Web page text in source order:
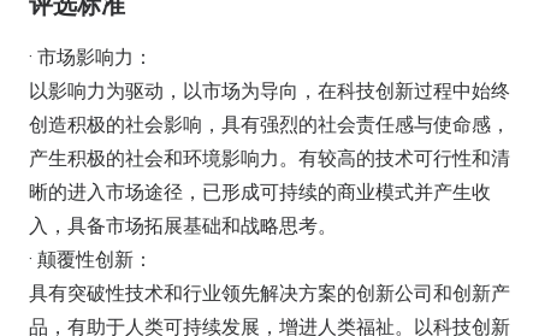
· 市场影响力：
以影响力为驱动，以市场为导向，在科技创新过程中始终
创造积极的社会影响，具有强烈的社会责任感与使命感，
产生积极的社会和环境影响力。有较高的技术可行性和清
晰的进入市场途径，已形成可持续的商业模式并产生收
入，具备市场拓展基础和战略思考。
· 颠覆性创新：
具有突破性技术和行业领先解决方案的创新公司和创新产
品，有助于人类可持续发展，增进人类福祉。以科技创新